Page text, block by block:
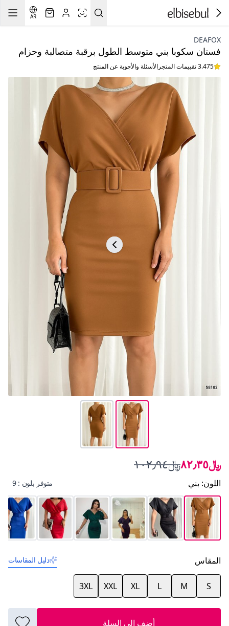
AR
DEAFOX
فستان سكوبا بني متوسط الطول برقبة متصالبة وحزام
3.475 تقييمات المتجر الأسئلة والأجوبة عن المنتج
﷼٨٢٫٣٥ ﷼١٠٢٫٩٤
اللون: بني متوفر بلون : 9
المقاس دليل المقاسات
S
M
L
XL
XXL
3XL
أضف إلى السلة